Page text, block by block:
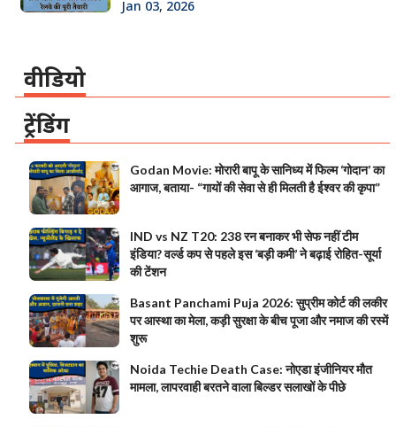
Jan 03, 2026
वीडियो
ट्रेंडिंग
Godan Movie: मोरारी बापू के सानिध्य में फिल्म ‘गोदान’ का
आगाज, बताया- “गायों की सेवा से ही मिलती है ईश्वर की कृपा”
IND vs NZ T20: 238 रन बनाकर भी सेफ नहीं टीम
इंडिया? वर्ल्ड कप से पहले इस ‘बड़ी कमी’ ने बढ़ाई रोहित-सूर्या
की टेंशन
Basant Panchami Puja 2026: सुप्रीम कोर्ट की लकीर
पर आस्था का मेला, कड़ी सुरक्षा के बीच पूजा और नमाज की रस्में
शुरू
Noida Techie Death Case: नोएडा इंजीनियर मौत
मामला, लापरवाही बरतने वाला बिल्डर सलाखों के पीछे